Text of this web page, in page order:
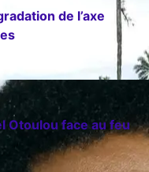
de l’axe
Otoulou face au feu